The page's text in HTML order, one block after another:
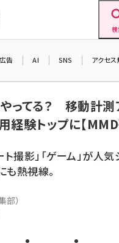
告 AI SNS アクセ
やってる？ 移動計測
経験トップに【
ト撮影」「ゲーム」が人
も熱視線。
）